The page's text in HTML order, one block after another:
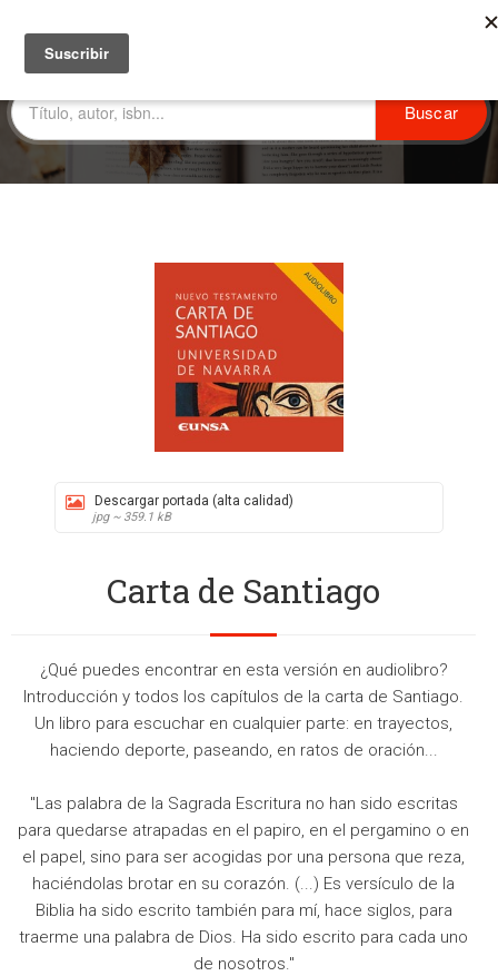
Descargar portada (alta calidad)
jpg ~ 359.1 kB
Carta de Santiago
¿Qué puedes encontrar en esta versión en audiolibro?
Introducción y todos los capítulos de la carta de Santiago.
Un libro para escuchar en cualquier parte: en trayectos,
haciendo deporte, paseando, en ratos de oración...
"Las palabra de la Sagrada Escritura no han sido escritas
para quedarse atrapadas en el papiro, en el pergamino o en
el papel, sino para ser acogidas por una persona que reza,
haciéndolas brotar en su corazón. (...) Es versículo de la
Biblia ha sido escrito también para mí, hace siglos, para
traerme una palabra de Dios. Ha sido escrito para cada uno
de nosotros."